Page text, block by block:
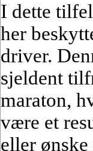
I dette
her
driver.
sjeldent
maraton,
være et
eller